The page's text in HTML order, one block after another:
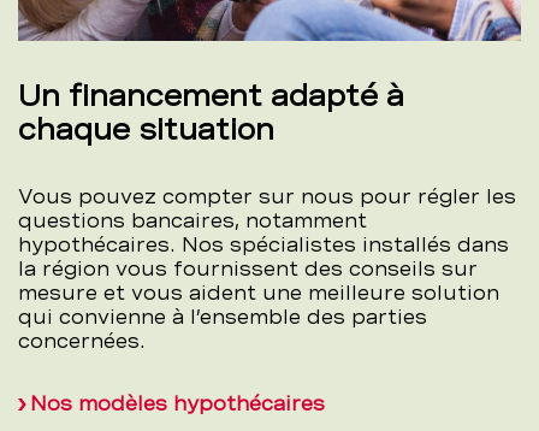
Un financement adapté à
chaque situation
Vous pouvez compter sur nous pour régler les
questions bancaires, notamment
hypothécaires. Nos spécialistes installés dans
la région vous fournissent des conseils sur
mesure et vous aident une meilleure solution
qui convienne à l’ensemble des parties
concernées.
Nos modèles hypothécaires